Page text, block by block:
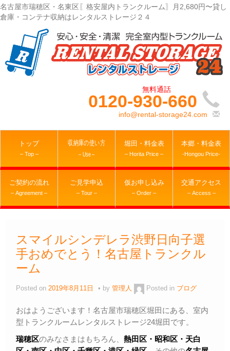
名古屋市瑞穂区・名東区〖格安屋内トランクルーム〗月2,680円〜貸し
倉庫・コンテナ収納はレンタルストレージ２４
0120-930-660
info@rental-storage24.com
トップ
– Top –
収納庫の使い方
– Use –
堀田・料金表
– Horita Price –
本郷・料金表
-Hongou Price-
ご契約の流れ
– Agreement –
ご見学申込
– Tour –
仮お申し込み
– Order –
交通アクセス
– Access –
スマイルシンデレラ渋野日向子選
手おめでとう！名古屋トランクル
ーム
Posted on 2019年8月11日 by 管理人 Posted in ブログ
おはようございます！名古屋市瑞穂区堀田にある、室内
型トランクルームレンタルストレージ24堀田です。
瑞穂区のみなさまはもちろん、 熱田区・昭和区・天白